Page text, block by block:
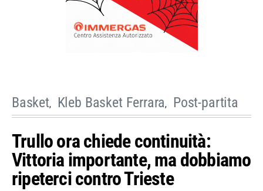
Basket Kleb Basket Ferrara Post-partita
Trullo ora chiede continuità:
Vittoria importante, ma dobbiamo
ripeterci contro Trieste